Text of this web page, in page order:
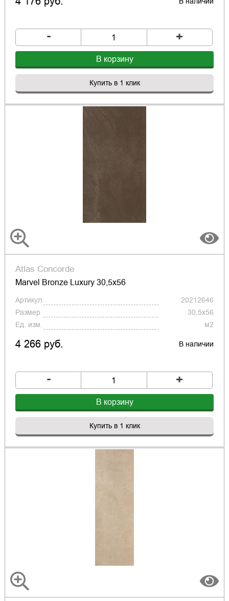
- +
В корзину
Купить в 1 клик
Atlas Concorde
Marvel Bronze Luxury 30,5x56
Артикул
20212646
Размер
30,5x56
Ед. изм.
м2
4 266 руб. В наличии
- +
В корзину
Купить в 1 клик